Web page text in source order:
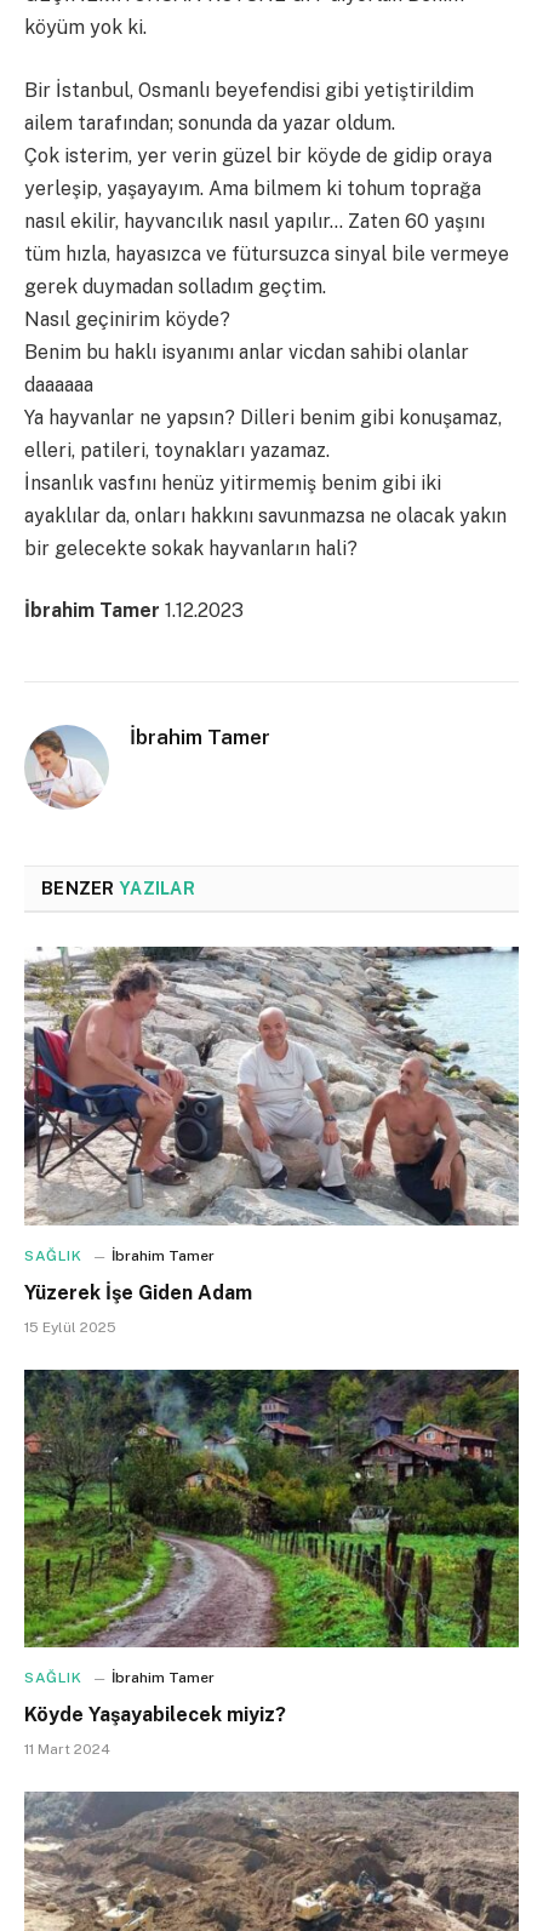
köyüm yok ki.
Bir İstanbul, Osmanlı beyefendisi gibi yetiştirildim
ailem tarafından; sonunda da yazar oldum.
Çok isterim, yer verin güzel bir köyde de gidip oraya
yerleşip, yaşayayım. Ama bilmem ki tohum toprağa
nasıl ekilir, hayvancılık nasıl yapılır… Zaten 60 yaşını
tüm hızla, hayasızca ve fütursuzca sinyal bile vermeye
gerek duymadan solladım geçtim.
Nasıl geçinirim köyde?
Benim bu haklı isyanımı anlar vicdan sahibi olanlar
daaaaaa
Ya hayvanlar ne yapsın? Dilleri benim gibi konuşamaz,
elleri, patileri, toynakları yazamaz.
İnsanlık vasfını henüz yitirmemiş benim gibi iki
ayaklılar da, onları hakkını savunmazsa ne olacak yakın
bir gelecekte sokak hayvanların hali?
İbrahim Tamer 1.12.2023
İbrahim Tamer
BENZER YAZILAR
SAĞLIK İbrahim Tamer
Yüzerek İşe Giden Adam
15 Eylül 2025
SAĞLIK İbrahim Tamer
Köyde Yaşayabilecek miyiz?
11 Mart 2024